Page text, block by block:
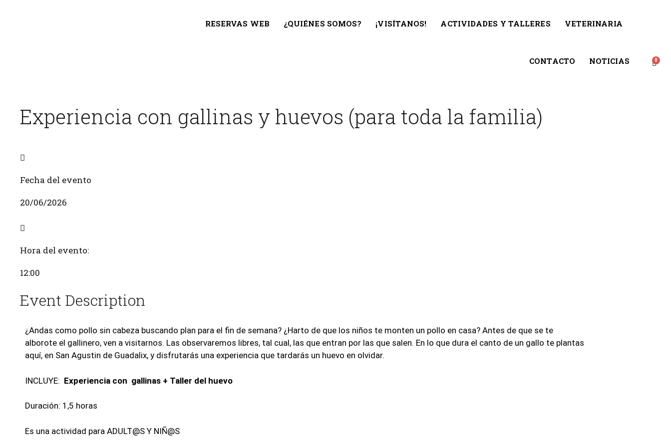
RESERVAS WEB ¿QUIÉNES SOMOS? ¡VISÍTANOS! ACTIVIDADES Y TALLERES VETERINARIA
CONTACTO NOTICIAS
Experiencia con gallinas y huevos (para toda la familia)
Fecha del evento
20/06/2026
Hora del evento:
12:00
Event Description
¿Andas como pollo sin cabeza buscando plan para el fin de semana? ¿Harto de que los niños te monten un pollo en casa? Antes de que se te
alborote el gallinero, ven a visitarnos. Las observaremos libres, tal cual, las que entran por las que salen. En lo que dura el canto de un gallo te plantas
aquí, en San Agustin de Guadalix, y disfrutarás una experiencia que tardarás un huevo en olvidar.
INCLUYE: Experiencia con gallinas + Taller del huevo
Duración: 1,5 horas
Es una actividad para ADULT@S Y NIÑ@S